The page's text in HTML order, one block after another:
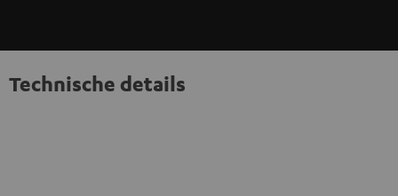
Technische details